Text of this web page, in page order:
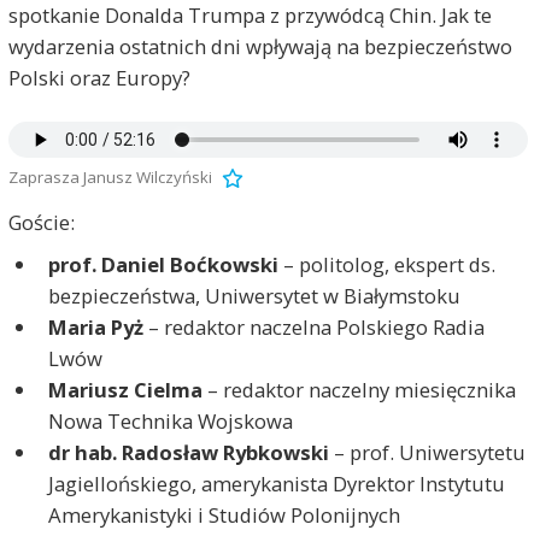
spotkanie Donalda Trumpa z przywódcą Chin. Jak te
wydarzenia ostatnich dni wpływają na bezpieczeństwo
Polski oraz Europy?
Zaprasza Janusz Wilczyński
Goście:
prof. Daniel Boćkowski – politolog, ekspert ds.
bezpieczeństwa, Uniwersytet w Białymstoku
Maria Pyż– redaktor naczelna Polskiego Radia
Lwów
Mariusz Cielma – redaktor naczelny miesięcznika
Nowa Technika Wojskowa
dr hab. Radosław Rybkowski – prof. Uniwersytetu
Jagiellońskiego, amerykanista Dyrektor Instytutu
Amerykanistyki i Studiów Polonijnych